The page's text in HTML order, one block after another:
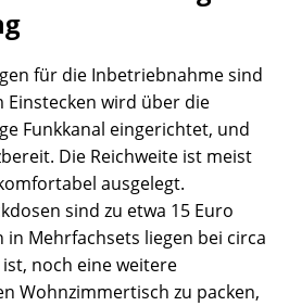
für die Inbetriebnahme sind
Einstecken wird über die
Funkkanal eingerichtet, und
Die Reichweite ist meist
ausgelegt.
sind zu etwa 15 Euro
in Mehrfachsets liegen bei circa
noch eine weitere
Wohnzimmertisch zu packen,